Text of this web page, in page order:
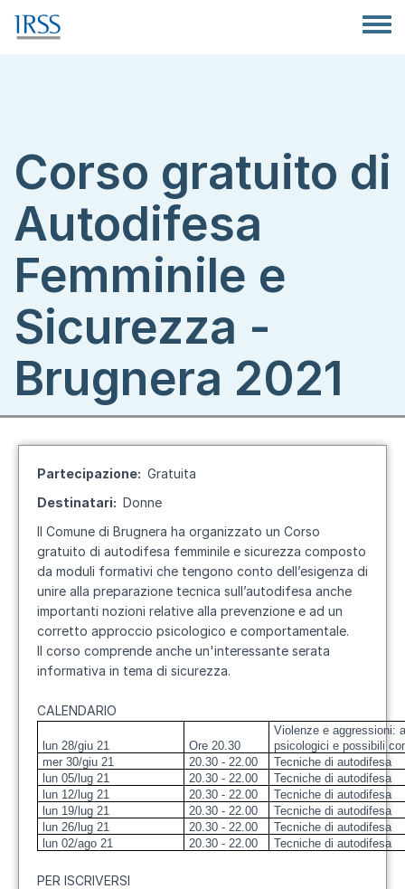
Corso gratuito di
Autodifesa
Femminile e
Sicurezza -
Brugnera 2021
Partecipazione
Gratuita
Destinatari
Donne
Il Comune di Brugnera ha organizzato un Corso
gratuito di autodifesa femminile e sicurezza composto
da moduli formativi che tengono conto dell’esigenza di
unire alla preparazione tecnica sull’autodifesa anche
importanti nozioni relative alla prevenzione e ad un
corretto approccio psicologico e comportamentale.
Il corso comprende anche un'interessante serata
informativa in tema di sicurezza.
CALENDARIO
lun 28/giu 21 Ore 20.30
Violenze e aggressioni:
psicologici e possibili
mer 30/giu 21
20.30 - 22.00
Tecniche di autodifesa
lun 05/lug 21
20.30 - 22.00
Tecniche di autodifesa
lun 12/lug 21
20.30 - 22.00
Tecniche di autodifesa
lun 19/lug 21
20.30 - 22.00
Tecniche di autodifesa
lun 26/lug 21
20.30 - 22.00
Tecniche di autodifesa
lun 02/ago 21
20.30 - 22.00 Tecniche di autodifesa
PER ISCRIVERSI